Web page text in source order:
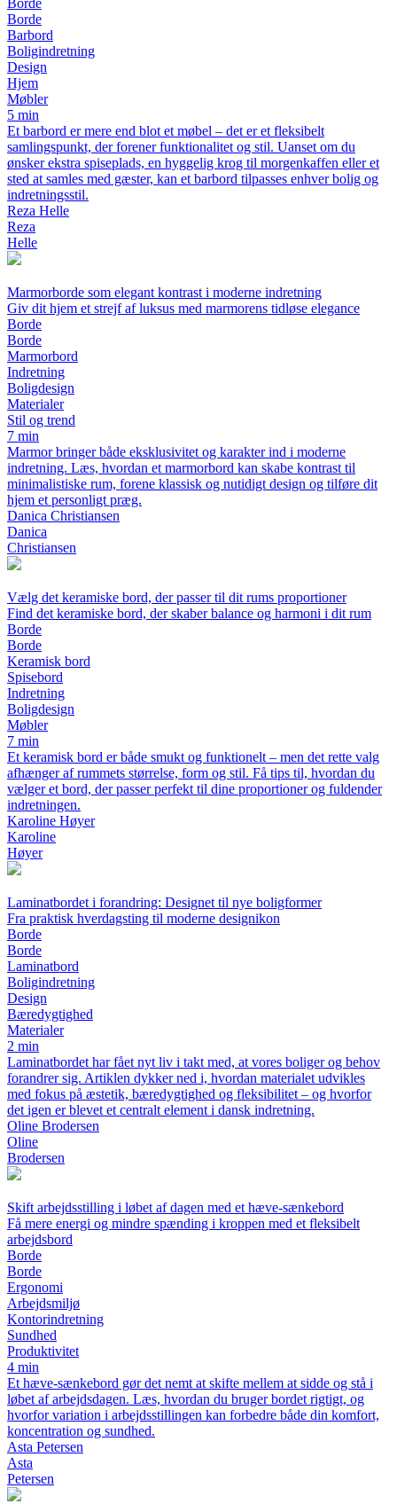
Borde
Borde
Barbord
Boligindretning
Design
Hjem
Møbler
5 min
Et barbord er mere end blot et møbel – det er et fleksibelt
samlingspunkt, der forener funktionalitet og stil. Uanset om du
ønsker ekstra spiseplads, en hyggelig krog til morgenkaffen eller et
sted at samles med gæster, kan et barbord tilpasses enhver bolig og
indretningsstil.
Reza Helle
Reza
Helle
Marmorborde som elegant kontrast i moderne indretning
Giv dit hjem et strejf af luksus med marmorens tidløse elegance
Borde
Borde
Marmorbord
Indretning
Boligdesign
Materialer
Stil og trend
7 min
Marmor bringer både eksklusivitet og karakter ind i moderne
indretning. Læs, hvordan et marmorbord kan skabe kontrast til
minimalistiske rum, forene klassisk og nutidigt design og tilføre dit
hjem et personligt præg.
Danica Christiansen
Danica
Christiansen
Vælg det keramiske bord, der passer til dit rums proportioner
Find det keramiske bord, der skaber balance og harmoni i dit rum
Borde
Borde
Keramisk bord
Spisebord
Indretning
Boligdesign
Møbler
7 min
Et keramisk bord er både smukt og funktionelt – men det rette valg
afhænger af rummets størrelse, form og stil. Få tips til, hvordan du
vælger et bord, der passer perfekt til dine proportioner og fuldender
indretningen.
Karoline Høyer
Karoline
Høyer
Laminatbordet i forandring: Designet til nye boligformer
Fra praktisk hverdagsting til moderne designikon
Borde
Borde
Laminatbord
Boligindretning
Design
Bæredygtighed
Materialer
2 min
Laminatbordet har fået nyt liv i takt med, at vores boliger og behov
forandrer sig. Artiklen dykker ned i, hvordan materialet udvikles
med fokus på æstetik, bæredygtighed og fleksibilitet – og hvorfor
det igen er blevet et centralt element i dansk indretning.
Oline Brodersen
Oline
Brodersen
Skift arbejdsstilling i løbet af dagen med et hæve-sænkebord
Få mere energi og mindre spænding i kroppen med et fleksibelt
arbejdsbord
Borde
Borde
Ergonomi
Arbejdsmiljø
Kontorindretning
Sundhed
Produktivitet
4 min
Et hæve-sænkebord gør det nemt at skifte mellem at sidde og stå i
løbet af arbejdsdagen. Læs, hvordan du bruger bordet rigtigt, og
hvorfor variation i arbejdsstillingen kan forbedre både din komfort,
koncentration og sundhed.
Asta Petersen
Asta
Petersen